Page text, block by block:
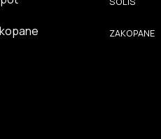
ZAKOPANE